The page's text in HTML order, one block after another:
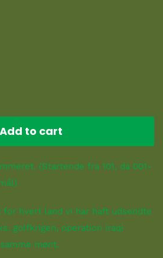
Add to cart
(Startende fra 101, da 001-
hvert land vi har haft udsendte
golfkrigen, operation iraqi
mønt.